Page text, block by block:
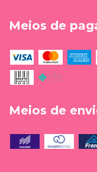
Meios de
Meios de